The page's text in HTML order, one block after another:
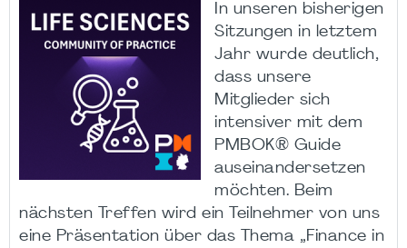
In unseren bisherigen
Sitzungen in letztem
Jahr wurde deutlich,
dass unsere
Mitglieder sich
intensiver mit dem
PMBOK® Guide
auseinandersetzen
möchten. Beim
nächsten Treffen wird ein Teilnehmer von uns
eine Präsentation über das Thema „Finance in